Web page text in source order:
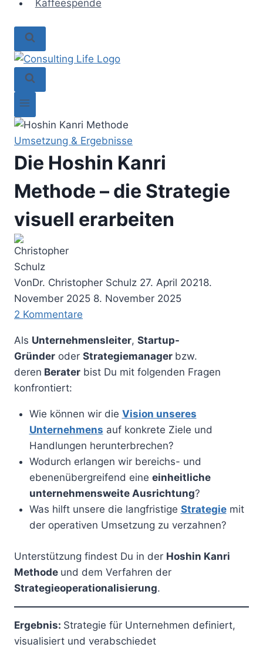
Kaffeespende
Umsetzung & Ergebnisse
Die Hoshin Kanri
Methode – die Strategie
visuell erarbeiten
VonDr. Christopher Schulz 27. April 20218.
November 2025 8. November 2025
2 Kommentare
Als Unternehmensleiter, Startup-
Gründer oder Strategiemanager bzw.
deren Berater bist Du mit folgenden Fragen
konfrontiert:
Wie können wir die Vision unseres
Unternehmens auf konkrete Ziele und
Handlungen herunterbrechen?
Wodurch erlangen wir bereichs- und
ebenenübergreifend eine einheitliche
unternehmensweite Ausrichtung?
Was hilft unsere die langfristige Strategiemit
der operativen Umsetzung zu verzahnen?
Unterstützung findest Du in der Hoshin Kanri
Methode und dem Verfahren der
Strategieoperationalisierung.
Ergebnis: Strategie für Unternehmen definiert,
visualisiert und verabschiedet